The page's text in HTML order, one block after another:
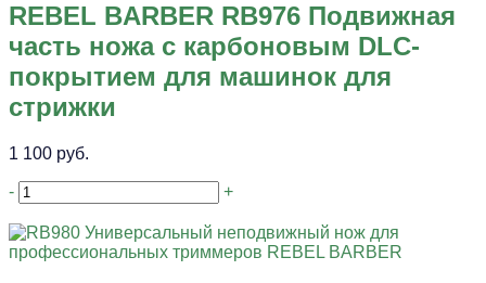
REBEL BARBER RB976 Подвижная
часть ножа с карбоновым DLC-
покрытием для машинок для
стрижки
1 100 руб.
- +